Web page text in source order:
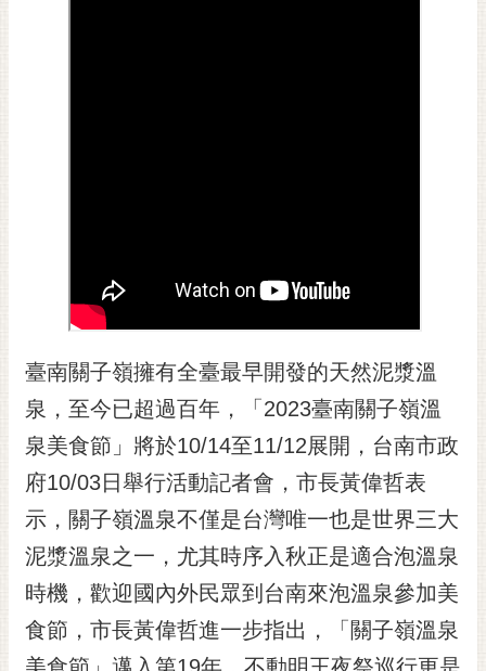
導
覽
訂
閱
RSS
訂
閱
電
子
報
臺南關子嶺擁有全臺最早開發的天然泥漿溫
泉，至今已超過百年，「2023臺南關子嶺溫
泉美食節」將於10/14至11/12展開，台南市政
府10/03日舉行活動記者會，市長黃偉哲表
示，關子嶺溫泉不僅是台灣唯一也是世界三大
泥漿溫泉之一，尤其時序入秋正是適合泡溫泉
時機，歡迎國內外民眾到台南來泡溫泉參加美
食節，市長黃偉哲進一步指出，「關子嶺溫泉